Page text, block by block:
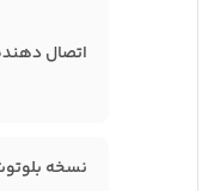
اتصال
نسخه